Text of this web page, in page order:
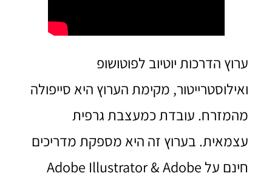
ערוץ הדרכות יוטיוב לפוטושופ
ואילוסטרייטור, מקימת הערוץ היא סייפולה
מהמזרח. עובדת כמעצבת גרפית
עצמאית. בערוץ זה היא מספקת מדריכים
חינם על Adobe Illustrator & Adobe